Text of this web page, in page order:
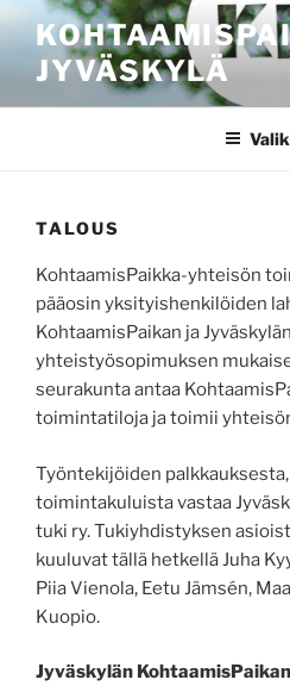
sisältöön
JYVÄSKYLÄ
TALOUS
KohtaamisPaikka-yhteisön
pääosin yksityishenkilöiden
KohtaamisPaikan ja
yhteistyösopimuksen
seurakunta antaa
toimintatiloja ja toimii
Työntekijöiden
toimintakuluista vastaa
tuki ry. Tukiyhdistyksen
kuuluvat tällä hetkellä Juha
Piia Vienola, Eetu Jämsén,
Kuopio.
Jyväskylän